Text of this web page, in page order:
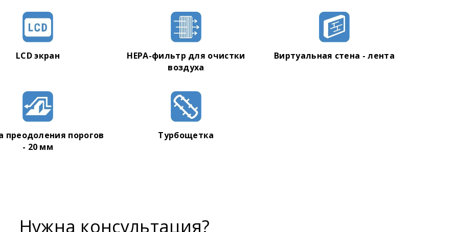
LCD экран
HEPA-фильтр для очистки
воздуха
Виртуальная стена - лента
преодоления порогов
- 20 мм
Турбощетка
Нужна консультация?